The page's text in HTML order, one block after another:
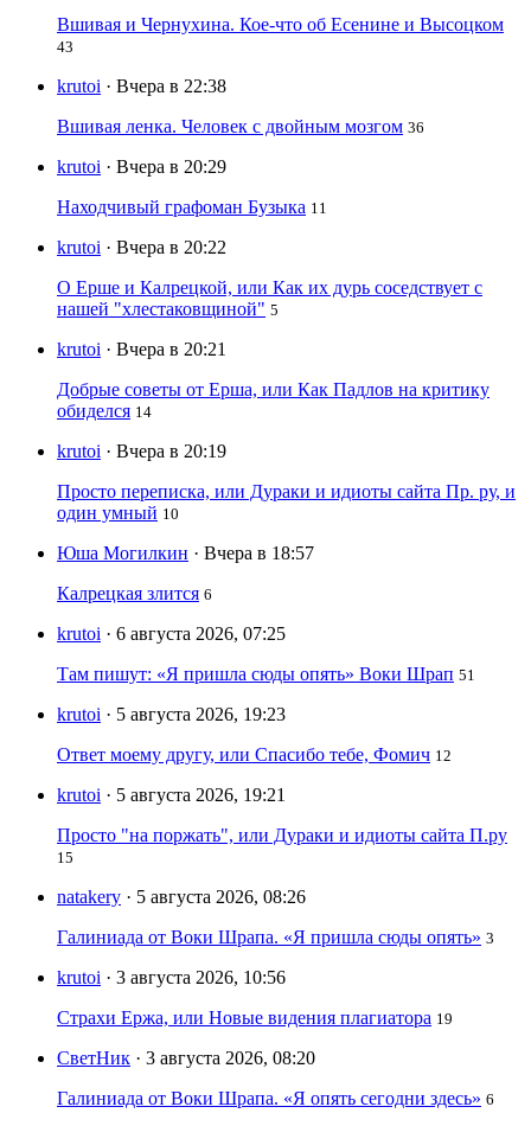
Вшивая и Чернухина. Кое-что об Есенине и Высоцком
43
krutoi · Вчера в 22:38
Вшивая ленка. Человек с двойным мозгом 36
krutoi · Вчера в 20:29
Находчивый графоман Бузыка 11
krutoi · Вчера в 20:22
О Ерше и Калрецкой, или Как их дурь соседствует с
нашей "хлестаковщиной" 5
krutoi · Вчера в 20:21
Добрые советы от Ерша, или Как Падлов на критику
обиделся 14
krutoi · Вчера в 20:19
Просто переписка, или Дураки и идиоты сайта Пр. ру, и
один умный 10
Юша Могилкин · Вчера в 18:57
Калрецкая злится 6
krutoi · 6 августа 2026, 07:25
Там пишут: «Я пришла сюды опять» Воки Шрап 51
krutoi · 5 августа 2026, 19:23
Ответ моему другу, или Спасибо тебе, Фомич 12
krutoi · 5 августа 2026, 19:21
Просто "на поржать", или Дураки и идиоты сайта П.ру
15
natakery · 5 августа 2026, 08:26
Галиниада от Воки Шрапа. «Я пришла сюды опять» 3
krutoi · 3 августа 2026, 10:56
Страхи Ержа, или Новые видения плагиатора 19
СветНик · 3 августа 2026, 08:20
Галиниада от Воки Шрапа. «Я опять сегодни здесь» 6